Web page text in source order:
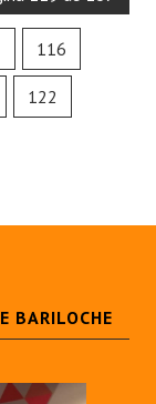
116
122
BARILOCHE